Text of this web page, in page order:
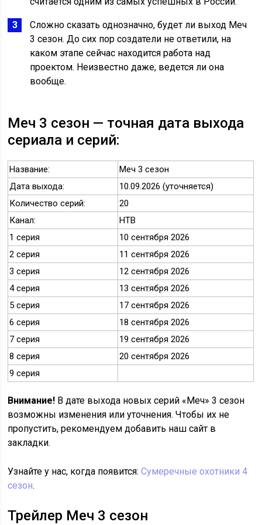
Сложно сказать однозначно, будет ли выход Меч
3 сезон. До сих пор создатели не ответили, на
каком этапе сейчас находится работа над
проектом. Неизвестно даже, ведется ли она
вообще.
Меч 3 сезон — точная дата выхода
сериала и серий:
Название:
Меч 3 сезон
Дата выхода:
10.09.2026 (уточняется)
Количество серий:
20
Канал:
НТВ
1 серия
10 сентября 2026
2 серия
11 сентября 2026
3 серия
12 сентября 2026
4 серия
13 сентября 2026
5 серия
17 сентября 2026
6 серия
18 сентября 2026
7 серия
19 сентября 2026
8 серия
20 сентября 2026
9 серия
Внимание! В дате выхода новых серий «Меч» 3 сезон
возможны изменения или уточнения. Чтобы их не
пропустить, рекомендуем добавить наш сайт в
закладки.
Узнайте у нас, когда появится:Сумеречные охотники 4
сезон.
Трейлер Меч 3 сезон